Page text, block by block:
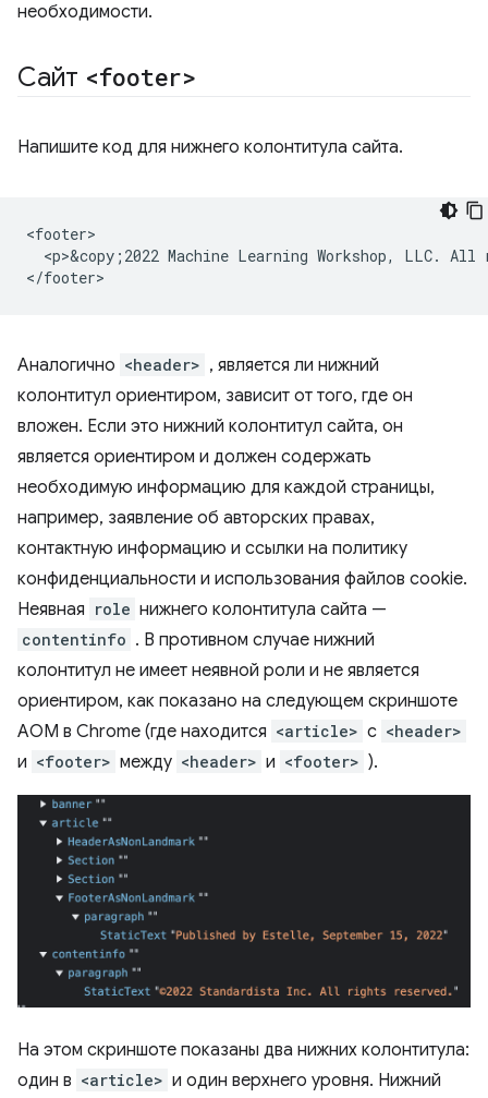
необходимости.
Сайт <footer>
Напишите код для нижнего колонтитула сайта.
<footer>
<p>&copy;2022 Machine Learning Workshop, LLC. All
Аналогично <header> , является ли нижний
колонтитул ориентиром, зависит от того, где он
вложен. Если это нижний колонтитул сайта, он
является ориентиром и должен содержать
необходимую информацию для каждой страницы,
например, заявление об авторских правах,
контактную информацию и ссылки на политику
конфиденциальности и использования файлов cookie.
Неявная role нижнего колонтитула сайта —
contentinfo . В противном случае нижний
колонтитул не имеет неявной роли и не является
ориентиром, как показано на следующем скриншоте
AOM в Chrome (где находится <article> с <header>
и <footer> между <header> и <footer> ).
На этом скриншоте показаны два нижних колонтитула:
один в <article> и один верхнего уровня. Нижний